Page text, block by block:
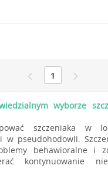
1
wyborze
szczeniaka w
w pseudohodowli.
behawioralne i
kontynuowanie